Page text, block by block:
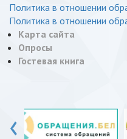
Политика в отношении
Политика в отношении
Карта сайта
Опросы
Гостевая книга
‹